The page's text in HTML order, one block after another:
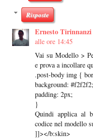
Risposte
Ernesto Tirinnanzi
alle ore 14:45
Vai su Modello >
e prova a incollare
.post-body img {
background: #f2f2f2;
padding: 2px;
}
Quindi applica al
codice nel modello
]]></b:skin>